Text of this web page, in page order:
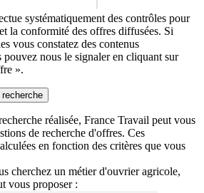
systématiquement des contrôles pour
la conformité des offres diffusées. Si
vous constatez des contenus
pouvez nous le signaler en cliquant sur
».
réalisée, France Travail peut vous
de recherche d'offres. Ces
en fonction des critères que vous
cherchez un métier d'ouvrier agricole,
vous proposer :